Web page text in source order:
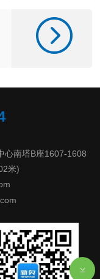
心南塔B座1607-1608
米)